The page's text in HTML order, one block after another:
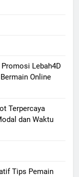
Lebah4D
Online
Terpercaya
dan Waktu
Tips Pemain